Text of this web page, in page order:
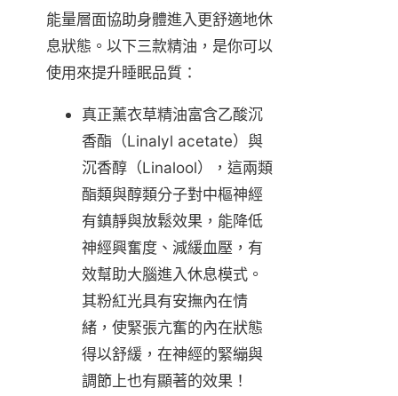
能量層面協助身體進入更舒適地休
息狀態。以下三款精油，是你可以
使用來提升睡眠品質：
真正薰衣草精油富含乙酸沉
香酯（Linalyl acetate）與
沉香醇（Linalool），這兩類
酯類與醇類分子對中樞神經
有鎮靜與放鬆效果，能降低
神經興奮度、減緩血壓，有
效幫助大腦進入休息模式。
其粉紅光具有安撫內在情
緒，使緊張亢奮的內在狀態
得以舒緩，在神經的緊繃與
調節上也有顯著的效果！